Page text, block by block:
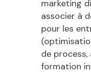
marketing
associer à
pour les
de
formation